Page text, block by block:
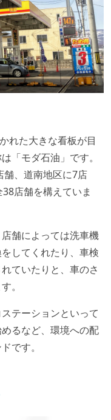
れた大きな看板が目
「モダ石油」です。
舗、道南地区に7店
店舗を構えていま
舗によっては洗車機
してくれたり、車検
ていたりと、車のさ
。
テーションといって
るなど、環境への配
です。